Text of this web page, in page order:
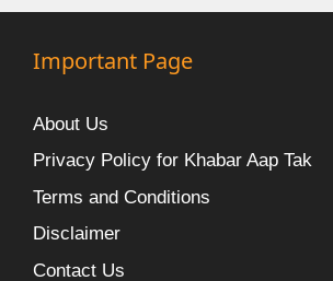
Important Page
About Us
Privacy Policy for Khabar Aap Tak
Terms and Conditions
Disclaimer
Contact Us